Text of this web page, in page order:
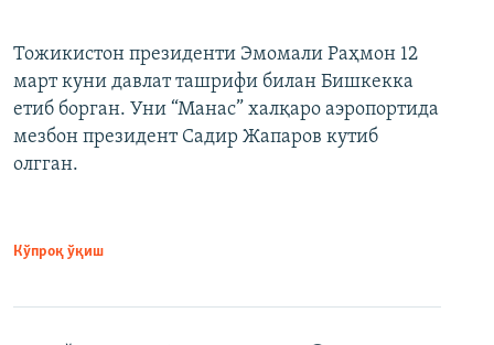
Тожикистон президенти Эмомали Раҳмон 12
март куни давлат ташрифи билан Бишкекка
етиб борган. Уни “Манас” халқаро аэропортида
мезбон президент Садир Жапаров кутиб
олгган.
Кўпроқ ўқиш